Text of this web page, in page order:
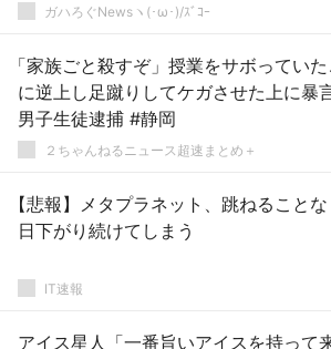
ガハろぐNewsヽ(･ω･)/ｽﾞｺｰ
「家族ごと殺すぞ」授業をサボってい
に逆上し足蹴りしてケガさせた上に暴
男子生徒逮捕 #静岡
２ちゃんねるニュース超速まとめ＋
【悲報】メタプラネット、跳ねること
日下がり続けてしまう
IT速報
アイス星人「一番旨いアイスを持って